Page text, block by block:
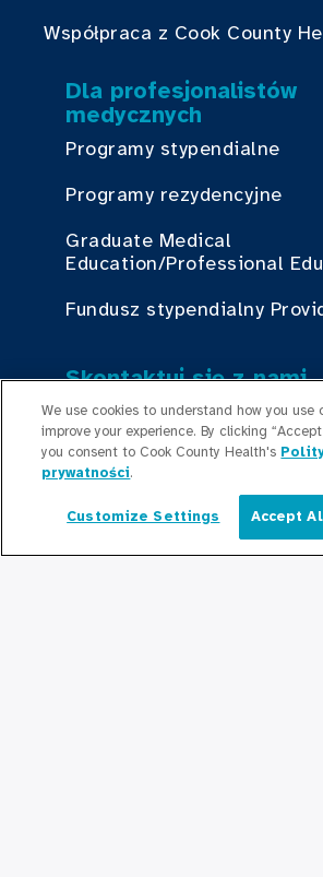
Współpraca z Cook County
Dla profesjonalistów
medycznych
Programy stypendialne
Programy rezydencyjne
Graduate Medical
Education/Professional
Fundusz stypendialny
Skontaktuj się z nami
Skontaktuj się z nami
Bądź na bieżąco
Redakcja
We use cookies to understand how you use
improve your experience. By clicking
you consent to Cook County Health's
prywatności.
Customize Settings Accept